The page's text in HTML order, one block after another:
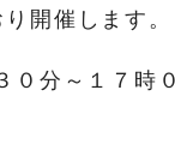
開催します。
分～１７時